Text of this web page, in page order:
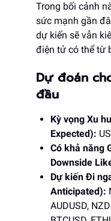
Trong bối cảnh
sức mạnh gần
dự kiến sẽ vẫn
điện tử có thể từ
Dự đoán
đầu
Kỳ vọng Xu
Expected):
Có khả năng
Downside
Dự kiến Đi
Anticipated):
AUDUSD,